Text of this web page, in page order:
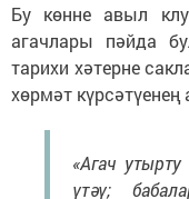
Бу көнне авыл
агачлары пәйда
тарихи хәтерне
хөрмәт
«Агач
үтәү;